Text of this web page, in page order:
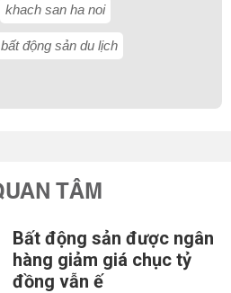
khach san ha noi
bất động sản du lịch
TÂM
Bất động sản được ngân
hàng giảm giá chục tỷ
đồng vẫn ế